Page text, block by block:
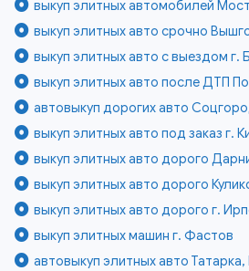
выкуп элитных автомобилей
выкуп элитных авто срочно
выкуп элитных авто с выездом г.
выкуп элитных авто после ДТП
автовыкуп дорогих авто
выкуп элитных авто под заказ г.
выкуп элитных авто дорого
выкуп элитных авто дорого
выкуп элитных авто дорого г.
выкуп элитных машин г. Фастов
автовыкуп элитных авто Татарка,